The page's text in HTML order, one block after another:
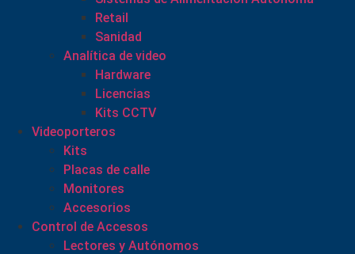
Retail
Sanidad
Analítica de video
Hardware
Licencias
Kits CCTV
Videoporteros
Kits
Placas de calle
Monitores
Accesorios
Control de Accesos
Lectores y Autónomos